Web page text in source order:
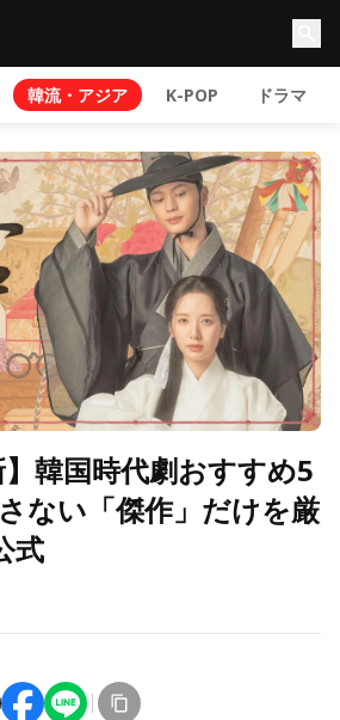
韓流・アジア K-POP ドラマ
】韓国時代劇おすすめ5
ない「傑作」だけを厳
式